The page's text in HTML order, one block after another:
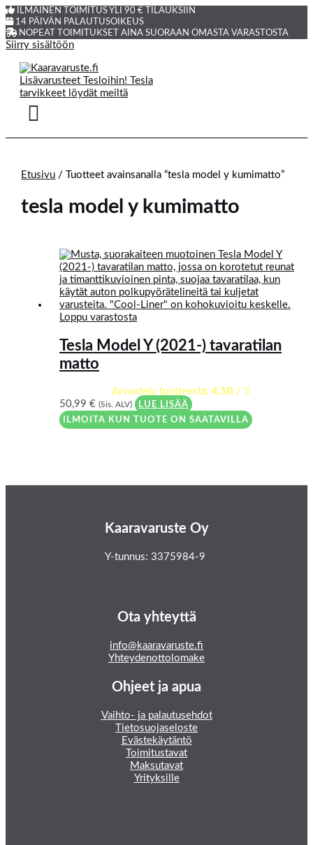
ILMAINEN TOIMITUS YLI 90 € TILAUKSIIN
14 PÄIVÄN PALAUTUSOIKEUS
NOPEAT TOIMITUKSET AINA SUORAAN OMASTA VARASTOSTA
Siirry sisältöön
Etusivu / Tuotteet avainsanalla “tesla model y kumimatto”
tesla model y kumimatto
Loppu varastosta
Tesla Model Y (2021-) tavaratilan
matto
Arvostelu tuotteesta: 4.50/ 5
50,99€ (Sis. ALV)
LUE LISÄÄ
ILMOITA KUN TUOTE ON SAATAVILLA
Kaaravaruste Oy
Y-tunnus: 3375984-9
Ota yhteyttä
info@kaaravaruste.fi
Yhteydenottolomake
Ohjeet ja apua
Vaihto- ja palautusehdot
Tietosuojaseloste
Evästekäytäntö
Toimitustavat
Maksutavat
Yrityksille